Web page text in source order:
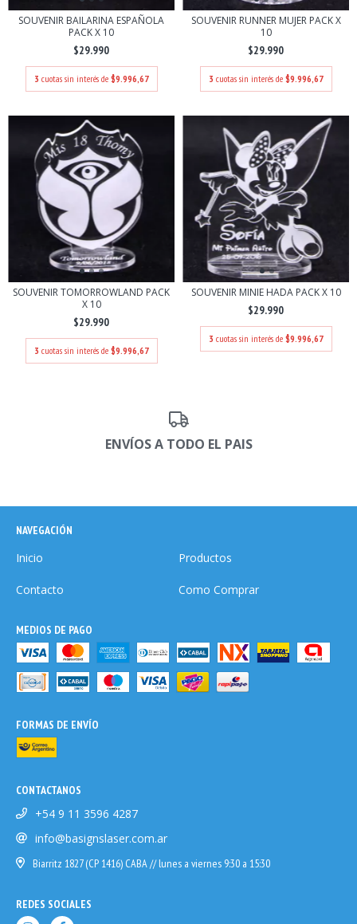
SOUVENIR BAILARINA ESPAÑOLA
PACK X 10
$29.990
3 cuotas sin interés de $9.996,67
SOUVENIR RUNNER MUJER PACK X
10
$29.990
3 cuotas sin interés de $9.996,67
SOUVENIR TOMORROWLAND PACK
X 10
$29.990
3 cuotas sin interés de $9.996,67
SOUVENIR MINIE HADA PACK X 10
$29.990
3 cuotas sin interés de $9.996,67
ENVÍOS A TODO EL PAIS
NAVEGACIÓN
Inicio Productos
Contacto Como Comprar
MEDIOS DE PAGO
FORMAS DE ENVÍO
CONTACTANOS
+54 9 11 3596 4287
info@basignslaser.com.ar
Biarritz 1827 (CP 1416) CABA // lunes a viernes 9:30 a 15:30
REDES SOCIALES